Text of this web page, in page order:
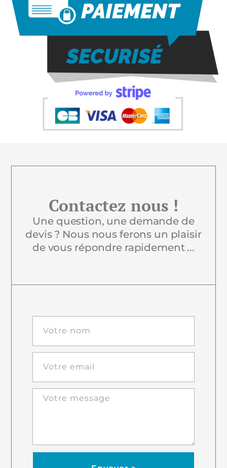
Contactez nous !
Une question, une demande de
devis ? Nous nous ferons un plaisir
de vous répondre rapidement ...